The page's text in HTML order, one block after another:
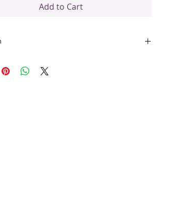
Add to Cart
aromatisch bestanddeel dat over